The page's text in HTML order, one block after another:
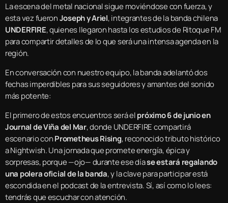
La escena del metal nacional sigue moviéndose con fuerza, y
esta vez fueronJoseph y Ariel, integrantes de la banda chilena
UNDERFIRE, quienes llegaron hasta los estudios de Ritoque FM
para compartir detalles de lo que será una intensa agenda en la
región.
En conversación con nuestro equipo, la banda adelantó dos
fechas imperdibles para sus seguidores y amantes del sonido
más potente:
El primero de estos encuentros será elpróximo 6 de junio en
Journal de Viña del Mar, donde UNDERFIRE compartirá
escenario conPrometheus Rising, reconocido tributo histórico
a Nightwish. Una jornada que promete energía, épica y
sorpresas, porque —ojo— durante ese díase estará regalando
una polera oficial de la banda, y la clave para participar está
escondida en el podcast de la entrevista. Sí, así como lo lees:
tendrás que escuchar con atención.